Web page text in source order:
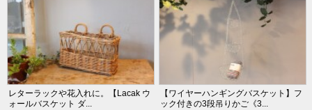
レターラックや花入れに。【Lacak ウ
ォールバスケット ダ...
【ワイヤーハンギングバスケット】フ
ック付きの3段吊りかご《3...